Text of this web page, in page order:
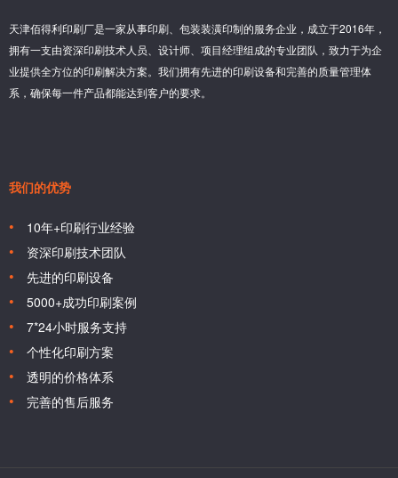
天津佰得利印刷厂是一家从事印刷、包装装潢印制的服务企业，成立于2016年，
拥有一支由资深印刷技术人员、设计师、项目经理组成的专业团队，致力于为企
业提供全方位的印刷解决方案。我们拥有先进的印刷设备和完善的质量管理体
系，确保每一件产品都能达到客户的要求。
我们的优势
10年+印刷行业经验
资深印刷技术团队
先进的印刷设备
5000+成功印刷案例
7*24小时服务支持
个性化印刷方案
透明的价格体系
完善的售后服务